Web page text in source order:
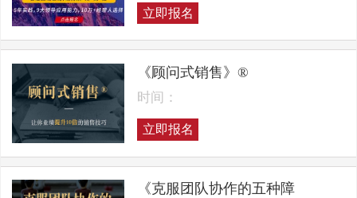
立即报名
《顾问式销售》®
时间：
立即报名
《克服团队协作的五种障